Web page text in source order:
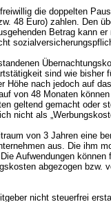
die doppelten
48 Euro) zahlen. Den
Betrag kann
sind wie bisher
Höhe nach jedoch auf
von 48 Monaten
geltend gemacht oder
nicht als
von 3 Jahren eine
aus. Die ihm
Aufwendungen
abgezogen bzw.
nicht steuerfrei